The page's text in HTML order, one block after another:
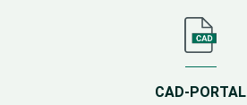
CAD-PORTAL